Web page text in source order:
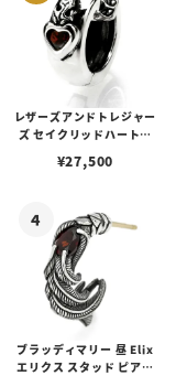
レザーズアンドトレジャー
ズ セイクリッドハートピ
¥27,500
ブラッディマリー 昼 Elix
エリクス スタッド ピアス